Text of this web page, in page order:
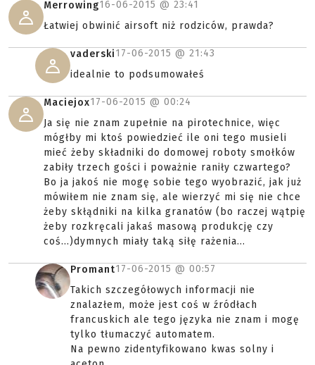
Merrowing16-06-2015 @ 23:41
Łatwiej obwinić airsoft niż rodziców, prawda?
vaderski17-06-2015 @ 21:43
idealnie to podsumowałeś
Maciejox17-06-2015 @ 00:24
Ja się nie znam zupełnie na pirotechnice, więc
mógłby mi ktoś powiedzieć ile oni tego musieli
mieć żeby składniki do domowej roboty smołków
zabiły trzech gości i poważnie raniły czwartego?
Bo ja jakoś nie mogę sobie tego wyobrazić, jak już
mówiłem nie znam się, ale wierzyć mi się nie chce
żeby skłądniki na kilka granatów (bo raczej wątpię
żeby rozkręcali jakaś masową produkcję czy
coś...)dymnych miały taką siłę rażenia...
Promant17-06-2015 @ 00:57
Takich szczegółowych informacji nie
znalazłem, może jest coś w źródłach
francuskich ale tego języka nie znam i mogę
tylko tłumaczyć automatem.
Na pewno zidentyfikowano kwas solny i